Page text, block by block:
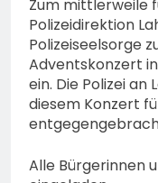
Zum mittlerweile
Polizeidirektion
Polizeiseelsorge
Adventskonzert
ein. Die Polizei an
diesem Konzert
Alle Bürgerinnen